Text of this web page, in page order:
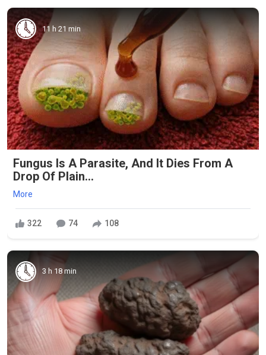
11 h 21 min
Fungus Is A Parasite, And It Dies From A
Drop Of Plain...
More
322 74 108
3 h 18 min